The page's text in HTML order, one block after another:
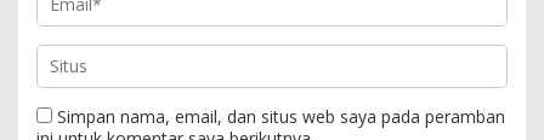
Simpan nama, email, dan situs web saya pada peramban